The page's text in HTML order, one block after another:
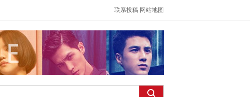
联系投稿 网站地图